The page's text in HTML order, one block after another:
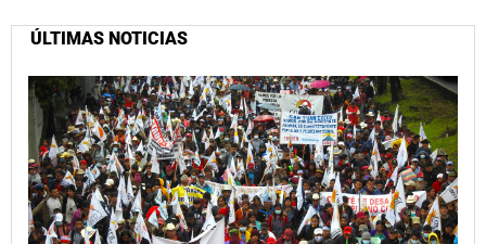
ÚLTIMAS NOTICIAS